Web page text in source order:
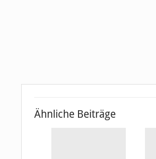
Ähnliche Beiträge